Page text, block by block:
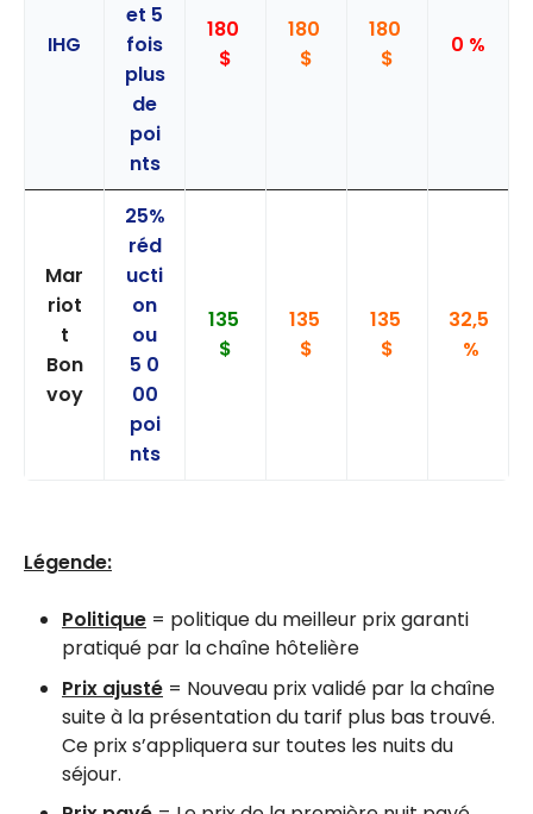
IHG
et 5
fois
plus
de
poi
nts
180
$
180
$
180
$
0 %
Mar
riot
t
Bon
voy
25%
réd
ucti
on
ou
5 0
00
poi
nts
135
$
135
$
135
$
32,5
%
Légende:
Politique = politique du meilleur prix garanti
pratiqué par la chaîne hôtelière
Prix ajusté = Nouveau prix validé par la chaîne
suite à la présentation du tarif plus bas trouvé.
Ce prix s’appliquera sur toutes les nuits du
séjour.